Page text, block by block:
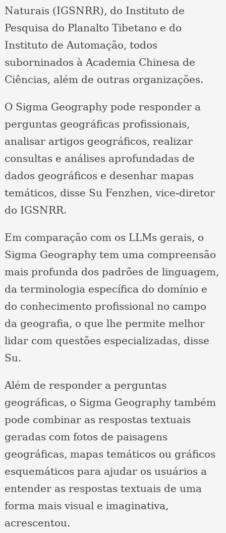
Naturais (IGSNRR), do Instituto de
Pesquisa do Planalto Tibetano e do
Instituto de Automação, todos
suborninados à Academia Chinesa de
Ciências, além de outras organizações.
O Sigma Geography pode responder a
perguntas geográficas profissionais,
analisar artigos geográficos, realizar
consultas e análises aprofundadas de
dados geográficos e desenhar mapas
temáticos, disse Su Fenzhen, vice-diretor
do IGSNRR.
Em comparação com os LLMs gerais, o
Sigma Geography tem uma compreensão
mais profunda dos padrões de linguagem,
da terminologia específica do domínio e
do conhecimento profissional no campo
da geografia, o que lhe permite melhor
lidar com questões especializadas, disse
Su.
Além de responder a perguntas
geográficas, o Sigma Geography também
pode combinar as respostas textuais
geradas com fotos de paisagens
geográficas, mapas temáticos ou gráficos
esquemáticos para ajudar os usuários a
entender as respostas textuais de uma
forma mais visual e imaginativa,
acrescentou.